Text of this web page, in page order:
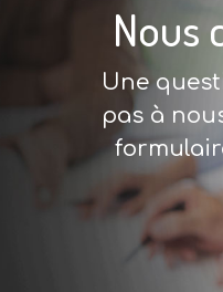
Nous
Une
pas à